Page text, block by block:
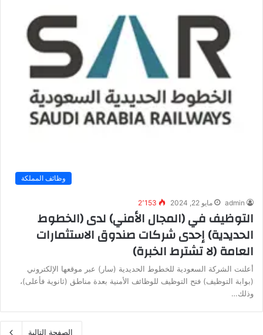
وظائف المملكة
admin مايو 22, 2024 2٬153
التوظيف في (المجال الأمني) لدى (الخطوط
الحديدية) إحدى شركات صندوق الاستثمارات
العامة (لا تشترط الخبرة)
أعلنت الشركة السعودية للخطوط الحديدية (سار) عبر موقعها الإلكتروني
(بوابة التوظيف) فتح التوظيف للوظائف الأمنية بعدة مناطق (ثانوية فأعلى)،
وذلك…
الصفحة التالية